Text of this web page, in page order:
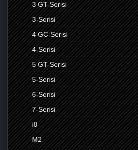
3 GT-Serisi
3-Serisi
4 GC-Serisi
4-Serisi
5 GT-Serisi
5-Serisi
6-Serisi
7-Serisi
i8
M2